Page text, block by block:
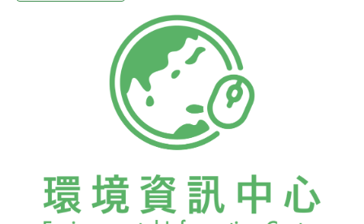
出現的問題。許多企業正在思考如何從頭開始預防不良的
後果。和WWF合作能讓決策有科學的依據，有助避免對環
境和社會產生負面效應，讓企業在糧食安全、土地利用議
題和化學物質的廣泛使用上獲得指引。」WWF包材科學計
劃經理Erin Simon說。「企業知道自己必須為未來做好準
備，因為資源總有一天會用完。不過用石化材料生產塑膠
袋便宜效率高，生質材料在這一點上沒有優勢。」Simon